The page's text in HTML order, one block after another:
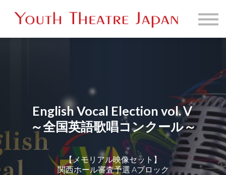
販売映像一覧
お問い合わせ
English Vocal Election vol.Ⅴ
～全国英語歌唱コンクール～
【メモリアル映像セット】
関西ホール審査予選 Aブロック